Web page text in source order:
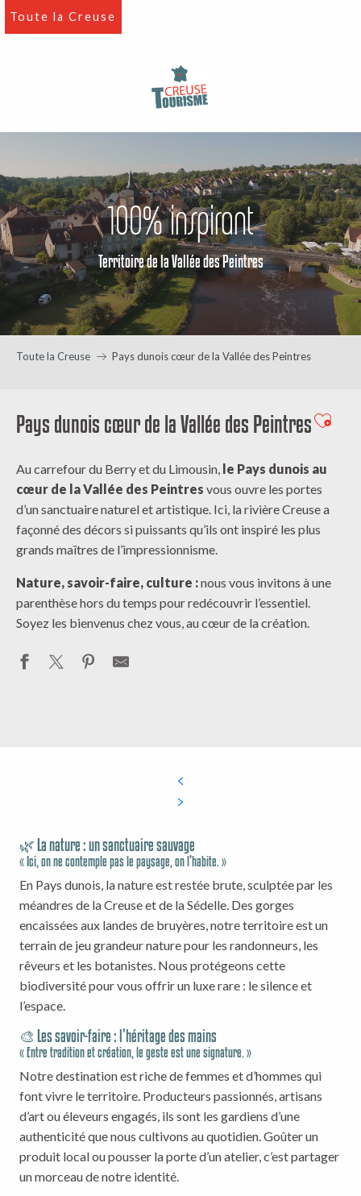
Aller
Toute la Creuse
100% inspirant
Territoire de la Vallée des Peintres
Toute la Creuse Pays dunois cœur de la Vallée des Peintres
Pays dunois cœur de la Vallée des Peintres
Au carrefour du Berry et du Limousin, le Pays dunois au
cœur de la Vallée des Peintres vous ouvre les portes
d’un sanctuaire naturel et artistique. Ici, la rivière Creuse a
façonné des décors si puissants qu’ils ont inspiré les plus
grands maîtres de l’impressionnisme.
Nature, savoir-faire, culture :nous vous invitons à une
parenthèse hors du temps pour redécouvrir l’essentiel.
Soyez les bienvenus chez vous, au cœur de la création.
🌿 La nature : un sanctuaire sauvage
« Ici, on ne contemple pas le paysage, on l’habite. »
En Pays dunois, la nature est restée brute, sculptée par les
méandres de la Creuse et de la Sédelle. Des gorges
encaissées aux landes de bruyères, notre territoire est un
terrain de jeu grandeur nature pour les randonneurs, les
rêveurs et les botanistes. Nous protégeons cette
biodiversité pour vous offrir un luxe rare : le silence et
l’espace.
🎨 Les savoir-faire : l’héritage des mains
« Entre tradition et création, le geste est une signature. »
Notre destination est riche de femmes et d’hommes qui
font vivre le territoire. Producteurs passionnés, artisans
d’art ou éleveurs engagés, ils sont les gardiens d’une
authenticité que nous cultivons au quotidien. Goûter un
produit local ou pousser la porte d’un atelier, c’est partager
un morceau de notre identité.